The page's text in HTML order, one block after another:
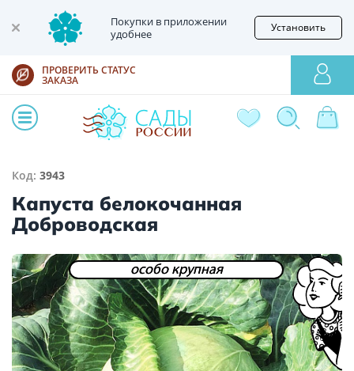
Покупки в приложении
удобнее
Установить
ПРОВЕРИТЬ СТАТУС
ЗАКАЗА
Код: 3943
Капуста белокочанная
Доброводская
особо крупная